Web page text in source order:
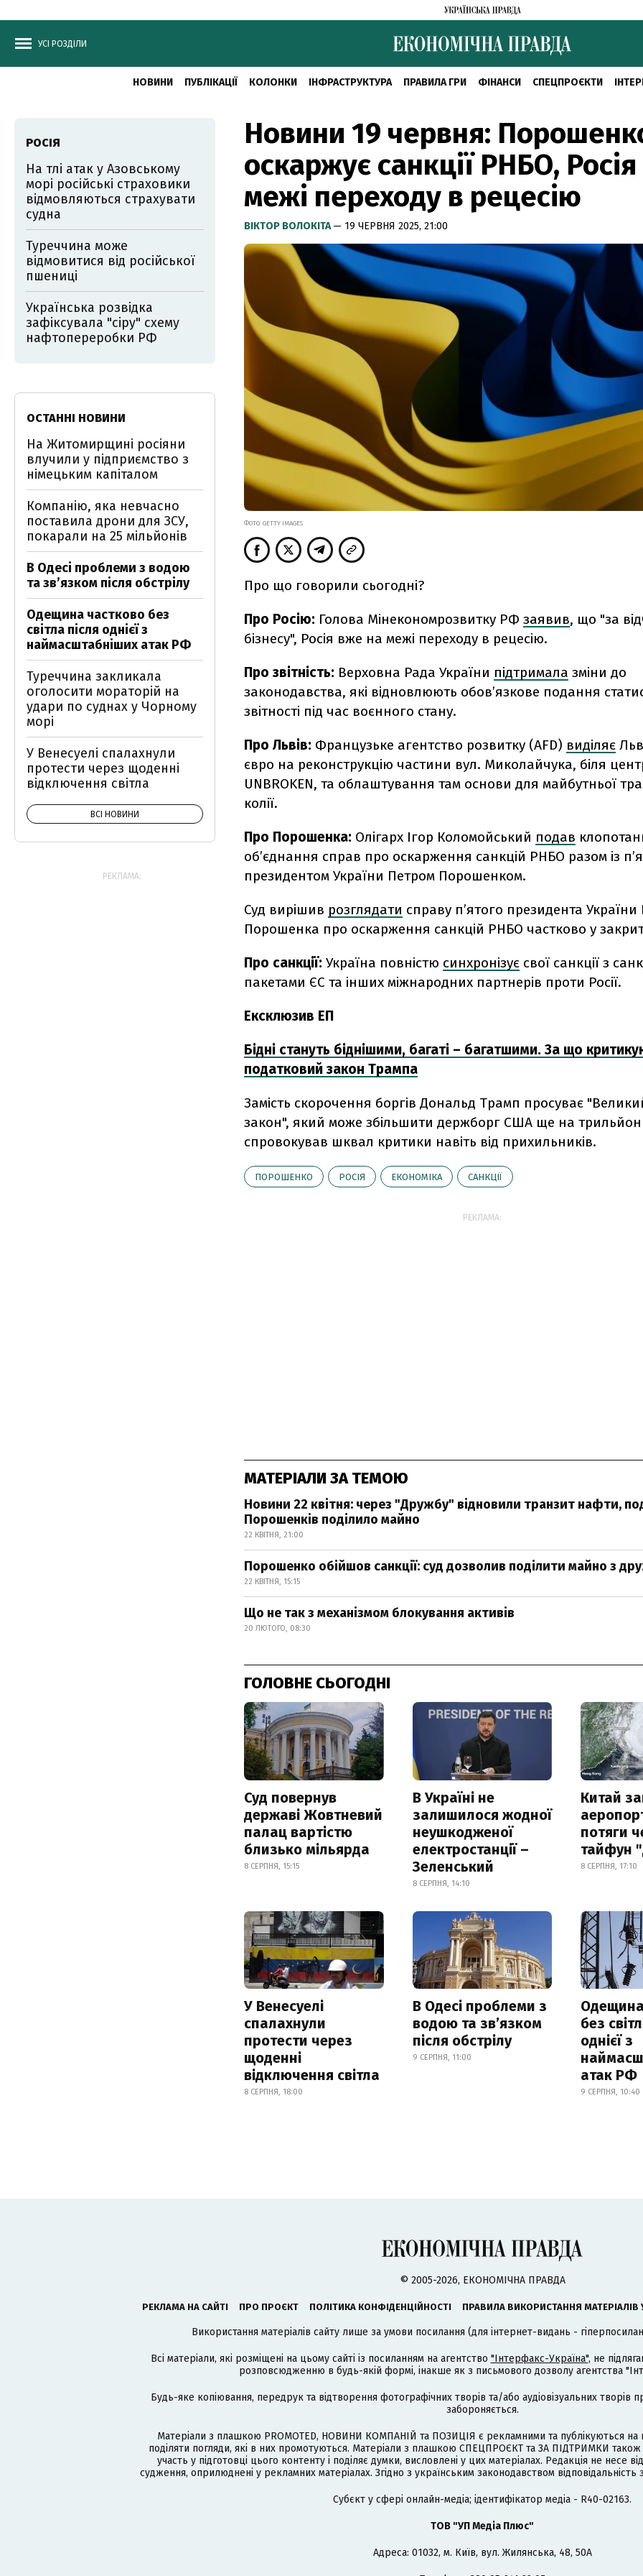
УСІ РОЗДІЛИ
НОВИНИ ПУБЛІКАЦІЇ КОЛОНКИ ІНФРАСТРУКТУРА ПРАВИЛА ГРИ ФІНАНСИ СПЕЦПРОЄКТИ
Новини 19 червня:
оскаржує санкції РНБО,
межі переходу в рецесію
ВІКТОР ВОЛОКІТА— 19 ЧЕРВНЯ 2025, 21:00
ФОТО: GETTY IMAGES
Про що говорили сьогодні?
Про Росію: Голова Мінекономрозвитку РФ заявив, що "за
бізнесу", Росія вже на межі переходу в рецесію.
Про звітність: Верховна Рада України підтримала зміни до
законодавства, які відновлюють обов’язкове подання
звітності під час воєнного стану.
Про Львів: Французьке агентство розвитку (AFD) виділяє
євро на реконструкцію частини вул. Миколайчука, біля
UNBROKEN, та облаштування там основи для майбутньої
колії.
Про Порошенка: Олігарх Ігор Коломойський подав
обʼєднання справ про оскарження санкцій РНБО разом із
президентом України Петром Порошенком.
Суд вирішив розглядати справу пʼятого президента України
Порошенка про оскарження санкцій РНБО частково у
Про санкції: Україна повністю синхронізує свої санкції з
пакетами ЄС та інших міжнародних партнерів проти Росії.
Ексклюзив ЕП
Бідні стануть біднішими, багаті – багатшими. За що
податковий закон Трампа
Замість скорочення боргів Дональд Трамп просуває
закон", який може збільшити держборг США ще на
спровокував шквал критики навіть від прихильників.
ПОРОШЕНКО РОСІЯ ЕКОНОМІКА САНКЦІЇ
РЕКЛАМА:
МАТЕРІАЛИ ЗА ТЕМОЮ
Новини 22 квітня: через "Дружбу" відновили транзит нафти,
Порошенків поділило майно
22 КВІТНЯ, 21:00
Порошенко обійшов санкції: суд дозволив поділити майно з
22 КВІТНЯ, 15:15
Що не так з механізмом блокування активів
20 ЛЮТОГО, 08:30
ГОЛОВНЕ СЬОГОДНІ
Суд повернув
державі Жовтневий
палац вартістю
близько мільярда
8 СЕРПНЯ, 15:15
В Україні не
залишилося жодної
неушкодженої
електростанції –
Зеленський
8 СЕРПНЯ, 14:10
Китай
потяги
тайфун
8 СЕРПНЯ, 17:10
У Венесуелі
спалахнули
протести через
щоденні
відключення світла
8 СЕРПНЯ, 18:00
В Одесі проблеми з
водою та звʼязком
після обстрілу
9 СЕРПНЯ, 11:00
без
однієї з
атак РФ
9 СЕРПНЯ, 10:40
РОСІЯ
На тлі атак у Азовському
морі російські страховики
відмовляються страхувати
судна
Туреччина може
відмовитися від російської
пшениці
Українська розвідка
зафіксувала "сіру" схему
нафтопереробки РФ
ОСТАННІ НОВИНИ
На Житомирщині росіяни
влучили у підприємство з
німецьким капіталом
Компанію, яка невчасно
поставила дрони для ЗСУ,
покарали на 25 мільйонів
В Одесі проблеми з водою
та звʼязком після обстрілу
Одещина частково без
світла після однієї з
наймасштабніших атак РФ
Туреччина закликала
оголосити мораторій на
удари по суднах у Чорному
морі
У Венесуелі спалахнули
протести через щоденні
відключення світла
ВСІ НОВИНИ
РЕКЛАМА:
© 2005-2026, ЕКОНОМІЧНА ПРАВДА
РЕКЛАМА НА САЙТІ ПРО ПРОЄКТ ПОЛІТИКА КОНФІДЕНЦІЙНОСТІ ПРАВИЛА ВИКОРИСТАННЯ МАТЕРІАЛІВ
Використання матеріалів сайту лише за умови посилання (для інтернет-видань -
Всі матеріали, які розміщені на цьому сайті із посиланням на агентство "Інтерфакс-Україна", не
розповсюдженню в будь-якій формі, інакше як з письмового дозволу агентства
Будь-яке копіювання, передрук та відтворення фотографічних творів та/або аудіовізуальних
забороняється.
Матеріали з плашкою PROMOTED, НОВИНИ КОМПАНІЙ та ПОЗИЦІЯ є рекламними та публікуються на
поділяти погляди, які в них промотуються. Матеріали з плашкою СПЕЦПРОЄКТ та ЗА ПІДТРИМКИ
участь у підготовці цього контенту і поділяє думки, висловлені у цих матеріалах. Редакція не несе
судження, оприлюднені у рекламних матеріалах. Згідно з українським законодавством
Cубєкт у сфері онлайн-медіа; ідентифікатор медіа - R40-02163.
ТОВ "УП Медіа Плюс"
Адреса: 01032, м. Київ, вул. Жилянська, 48, 50А